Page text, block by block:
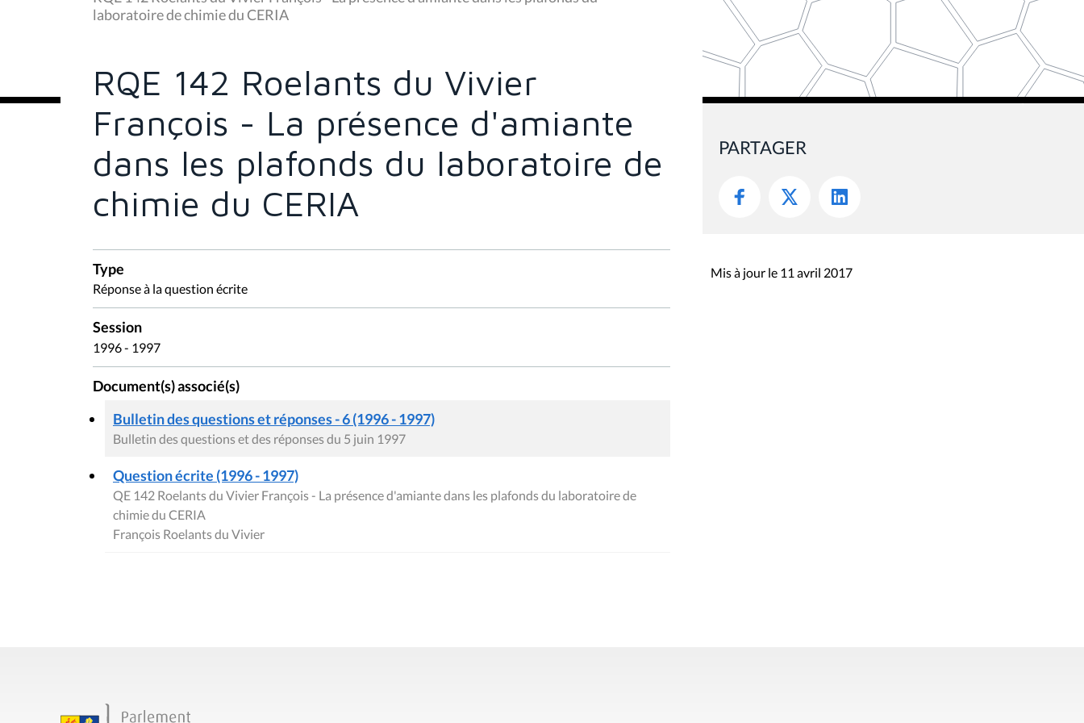
s
ê
:
laboratoire de chimie du CERIA
RQE 142 Roelants du Vivier
François - La présence d'amiante
dans les plafonds du laboratoire de
chimie du CERIA
Type
Réponse à la question écrite
Session
1996 - 1997
Document(s) associé(s)
Bulletin des questions et réponses - 6 (1996 - 1997)
Bulletin des questions et des réponses du 5 juin 1997
Question écrite (1996 - 1997)
QE 142 Roelants du Vivier François - La présence d'amiante dans les plafonds du laboratoire de
chimie du CERIA
François Roelants du Vivier
PARTAGER
Mis à jour le 11 avril 2017